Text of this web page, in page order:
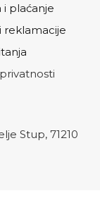
i plaćanje
reklamacije
Stup, 71210